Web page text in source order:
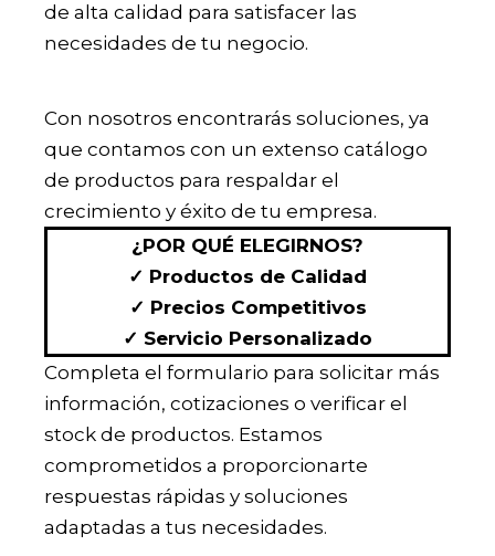
de alta calidad para satisfacer las
necesidades de tu negocio.
Con nosotros encontrarás soluciones, ya
que contamos con un extenso catálogo
de productos para respaldar el
crecimiento y éxito de tu empresa.
¿POR QUÉ ELEGIRNOS?
✓ Productos de Calidad
✓ Precios Competitivos
✓ Servicio Personalizado
Completa el formulario para solicitar más
información, cotizaciones o verificar el
stock de productos. Estamos
comprometidos a proporcionarte
respuestas rápidas y soluciones
adaptadas a tus necesidades.